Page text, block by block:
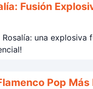
Fusión
una explosiva
Pop